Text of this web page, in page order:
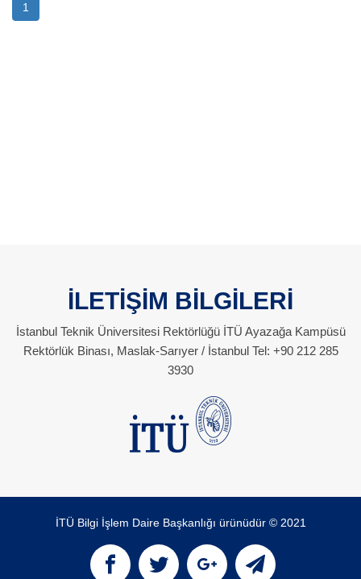
1
İLETİŞİM BİLGİLERİ
İstanbul Teknik Üniversitesi Rektörlüğü İTÜ Ayazağa Kampüsü
Rektörlük Binası, Maslak-Sarıyer / İstanbul Tel: +90 212 285
3930
İTÜ Bilgi İşlem Daire Başkanlığı ürünüdür © 2021